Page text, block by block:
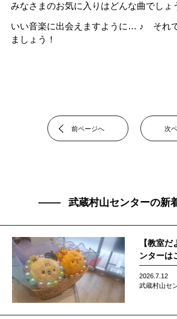
みなさまのお気に入りはどんな曲でしょ
いい音楽に出会えますように… ♪ それ
ましょう！
前ページへ 次
武蔵村山センターの新
【教室
ンターは
2026.7.12
武蔵村山セ